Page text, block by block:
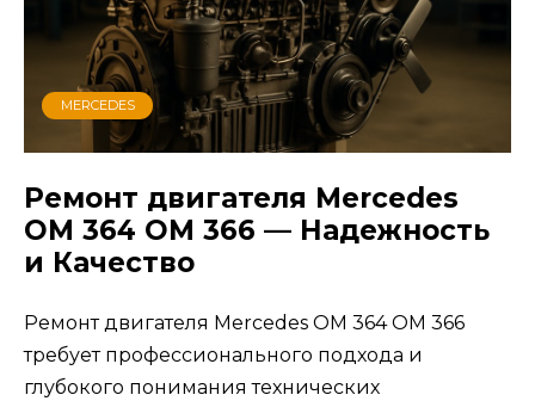
MERCEDES
Ремонт двигателя Mercedes
OM 364 OM 366 — Надежность
и Качество
Ремонт двигателя Mercedes OM 364 OM 366
требует профессионального подхода и
глубокого понимания технических